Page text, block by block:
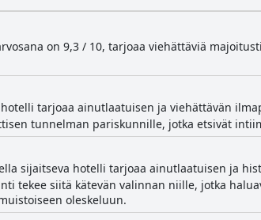
on 9,3 / 10, tarjoaa viehättäviä
tarjoaa ainutlaatuisen ja viehättävän
tunnelman pariskunnille, jotka etsivät
sijaitseva hotelli tarjoaa ainutlaatuisen ja
tekee siitä kätevän valinnan niille, jotka
oleskeluun.